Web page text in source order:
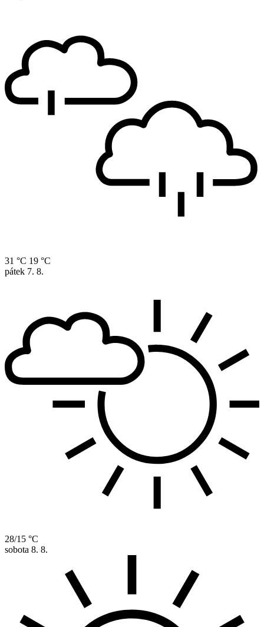
31 °C 19 °C
pátek 7. 8.
28/15 °C
sobota 8. 8.